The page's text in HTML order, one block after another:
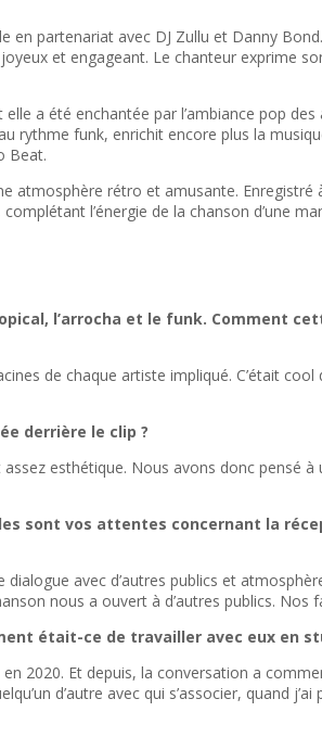
en partenariat avec DJ Zullu et Danny
et engageant. Le chanteur exprime
a été enchantée par l’ambiance pop des
rythme funk, enrichit encore plus la
Beat.
rétro et amusante. Enregistré
l’énergie de la chanson d’une
l’arrocha et le funk. Comment
de chaque artiste impliqué. C’était cool
derrière le clip ?
esthétique. Nous avons donc pensé
sont vos attentes concernant la
avec d’autres publics et
nous a ouvert à d’autres publics. Nos
était-ce de travailler avec eux en
2020. Et depuis, la conversation a
d’autre avec qui s’associer, quand